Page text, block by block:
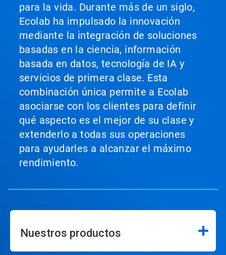
para la vida. Durante más de un siglo,
Ecolab ha impulsado la innovación
mediante la integración de soluciones
basadas en la ciencia, información
basada en datos, tecnología de IA y
servicios de primera clase. Esta
combinación única permite a Ecolab
asociarse con los clientes para definir
qué aspecto es el mejor de su clase y
extenderlo a todas sus operaciones
para ayudarles a alcanzar el máximo
rendimiento.
Nuestros productos